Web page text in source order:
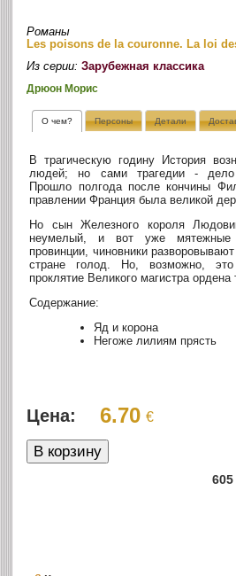
Романы
Les poisons de la couronne. La loi
Из серии:Зарубежная классика
Дрюон Морис
О чем? Персоны Детали
В трагическую годину История
людей; но сами трагедии - дело
Прошло полгода после кончины
правлении Франция была великой
Но сын Железного короля
неумелый, и вот уже
провинции, чиновники
стране голод. Но, возможно,
проклятие Великого магистра ордена
Содержание:
Яд и корона
Негоже лилиям прясть
Цена: 6.70 €